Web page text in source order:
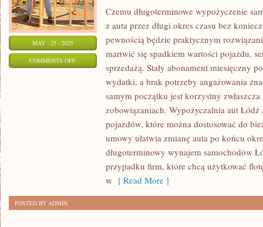
MAY - 25 - 2025
COMMENTS OFFON
Czemu długoterminowe wypożyczenie
z auta przez długi okres czasu bez
pewnością będzie praktycznym
martwić się spadkiem wartości pojazdu,
sprzedażą. Stały abonament miesięczny
wydatki, a brak potrzeby angażowania
samym początku jest korzystny
zobowiązaniach. Wypożyczalnia aut
pojazdów, które można dostosować do
umowy ułatwia zmianę auta po końcu
długoterminowy wynajem samochodów
przypadku firm, które chcą użytkować
w [ Read More ]
POSTED BY ADMIN